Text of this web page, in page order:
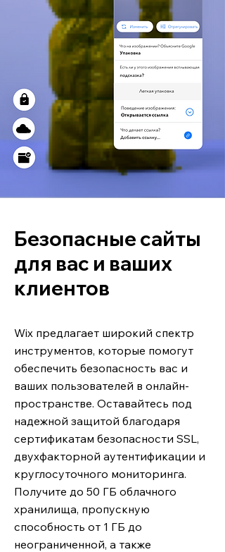
Безопасные сайты
для вас и ваших
клиентов
Wix предлагает широкий спектр
инструментов, которые помогут
обеспечить безопасность вас и
ваших пользователей в онлайн-
пространстве. Оставайтесь под
надежной защитой благодаря
сертификатам безопасности SSL,
двухфакторной аутентификации и
круглосуточного мониторинга.
Получите до 50 ГБ облачного
хранилища, пропускную
способность от 1 ГБ до
неограниченной, а также